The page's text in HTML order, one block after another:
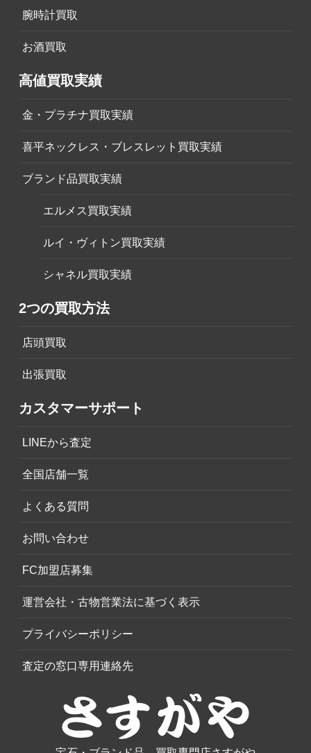
腕時計買取
お酒買取
高値買取実績
金・プラチナ買取実績
喜平ネックレス・ブレスレット買取実績
ブランド品買取実績
エルメス買取実績
ルイ・ヴィトン買取実績
シャネル買取実績
2つの買取方法
店頭買取
出張買取
カスタマーサポート
LINEから査定
全国店舗一覧
よくある質問
お問い合わせ
FC加盟店募集
運営会社・古物営業法に基づく表示
プライバシーポリシー
査定の窓口専用連絡先